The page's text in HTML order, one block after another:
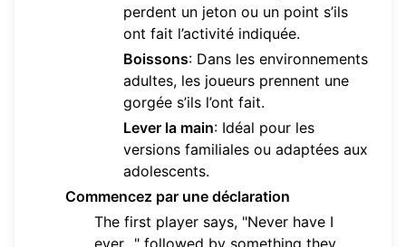
perdent un jeton ou un point s’ils
ont fait l’activité indiquée.
Boissons: Dans les environnements
adultes, les joueurs prennent une
gorgée s’ils l’ont fait.
Lever la main: Idéal pour les
versions familiales ou adaptées aux
adolescents.
Commencez par une déclaration
The first player says, "Never have I
ever…" followed by something they